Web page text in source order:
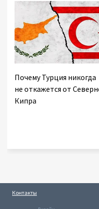
Почему Турция никогда
не откажется от
Кипра
Контакты